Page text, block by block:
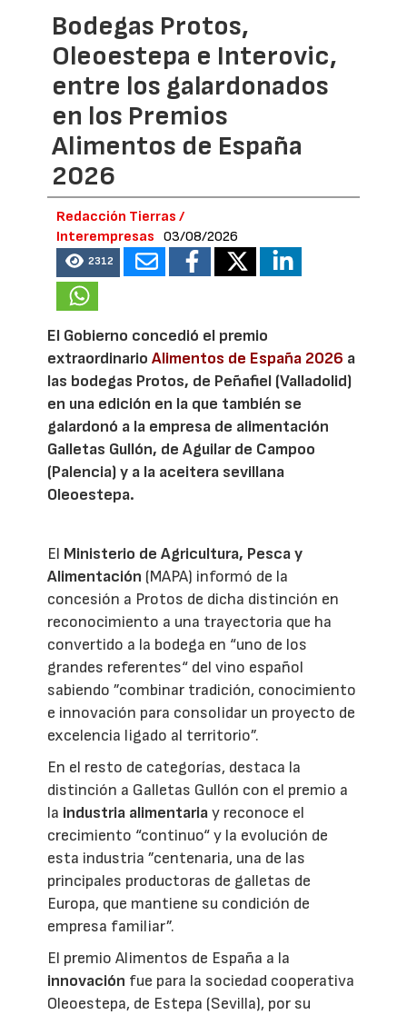
Bodegas Protos,
Oleoestepa e Interovic,
entre los galardonados
en los Premios
Alimentos de España
2026
Redacción Tierras /
Interempresas
03/08/2026
2312
El Gobierno concedió el premio
extraordinarioAlimentos de España 2026 a
las bodegas Protos, de Peñafiel (Valladolid)
en una edición en la que también se
galardonó a la empresa de alimentación
Galletas Gullón, de Aguilar de Campoo
(Palencia) y a la aceitera sevillana
Oleoestepa.
El Ministerio de Agricultura, Pesca y
Alimentación (MAPA) informó de la
concesión a Protos de dicha distinción en
reconocimiento a una trayectoria que ha
convertido a la bodega en “uno de los
grandes referentes“ del vino español
sabiendo ”combinar tradición, conocimiento
e innovación para consolidar un proyecto de
excelencia ligado al territorio”.
En el resto de categorías, destaca la
distinción a Galletas Gullón con el premio a
la industria alimentariay reconoce el
crecimiento “continuo“ y la evolución de
esta industria ”centenaria, una de las
principales productoras de galletas de
Europa, que mantiene su condición de
empresa familiar”.
El premio Alimentos de España a la
innovación fue para la sociedad cooperativa
Oleoestepa, de Estepa (Sevilla), por su